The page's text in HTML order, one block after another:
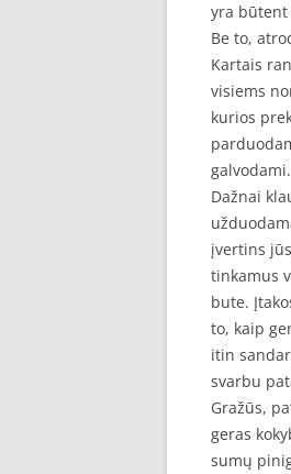
yra būtent
Be to,
Kartais
visiems
kurios
galvodami.
Dažnai
įvertins
tinkamus
bute.
to, kaip
itin
svarbu
Gražūs,
geras
sumų